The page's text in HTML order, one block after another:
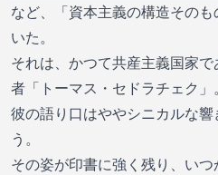
など、「資本主義の構造その
いた。
それは、かつて共産主義国家
者「トーマス・セドラチェク」。
彼の語り口はややシニカルな
う。
その姿が印書に強く残り、い